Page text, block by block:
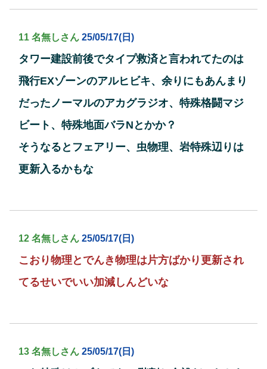
11 名無しさん 25/05/17(日)
タワー建設前後でタイプ救済と言われてたのは
飛行EXゾーンのアルヒビキ、余りにもあんまり
だったノーマルのアカグラジオ、特殊格闘マジ
ビート、特殊地面バラNとかか？
そうなるとフェアリー、虫物理、岩特殊辺りは
更新入るかもな
12 名無しさん 25/05/17(日)
こおり物理とでんき物理は片方ばかり更新され
てるせいでいい加減しんどいな
13 名無しさん 25/05/17(日)